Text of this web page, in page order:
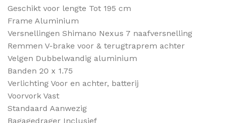
Geschikt voor lengte Tot 195 cm
Frame Aluminium
Versnellingen Shimano Nexus 7 naafversnelling
Remmen V-brake voor & terugtraprem achter
Velgen Dubbelwandig aluminium
Banden 20 x 1.75
Verlichting Voor en achter, batterij
Voorvork Vast
Standaard Aanwezig
Bagagedrager Inclusief